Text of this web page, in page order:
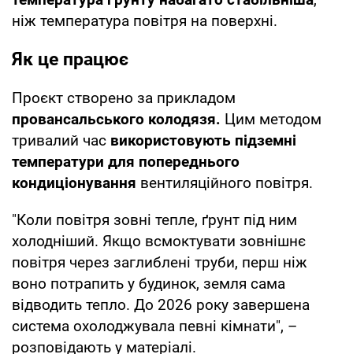
ніж температура повітря на поверхні.
Як це працює
Проєкт створено за прикладом
провансальського колодязя. Цим методом
тривалий час використовують підземні
температури для попереднього
кондиціонування вентиляційного повітря.
"Коли повітря зовні тепле, ґрунт під ним
холодніший. Якщо всмоктувати зовнішнє
повітря через заглиблені труби, перш ніж
воно потрапить у будинок, земля сама
відводить тепло. До 2026 року завершена
система охолоджувала певні кімнати", –
розповідають у матеріалі.